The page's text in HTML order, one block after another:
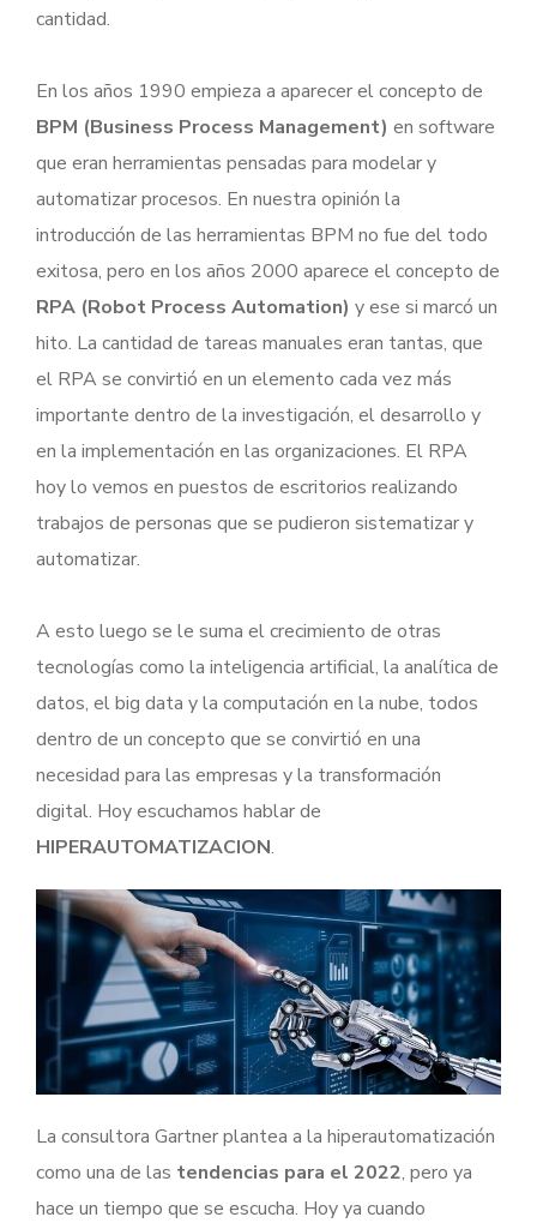
cantidad.
En los años 1990 empieza a aparecer el concepto de
BPM (Business Process Management) en software
que eran herramientas pensadas para modelar y
automatizar procesos. En nuestra opinión la
introducción de las herramientas BPM no fue del todo
exitosa, pero en los años 2000 aparece el concepto de
RPA (Robot Process Automation) y ese si marcó un
hito. La cantidad de tareas manuales eran tantas, que
el RPA se convirtió en un elemento cada vez más
importante dentro de la investigación, el desarrollo y
en la implementación en las organizaciones. El RPA
hoy lo vemos en puestos de escritorios realizando
trabajos de personas que se pudieron sistematizar y
automatizar.
A esto luego se le suma el crecimiento de otras
tecnologías como la inteligencia artificial, la analítica de
datos, el big data y la computación en la nube, todos
dentro de un concepto que se convirtió en una
necesidad para las empresas y la transformación
digital. Hoy escuchamos hablar de
HIPERAUTOMATIZACION.
La consultora Gartner plantea a la hiperautomatización
como una de las tendencias para el 2022, pero ya
hace un tiempo que se escucha. Hoy ya cuando